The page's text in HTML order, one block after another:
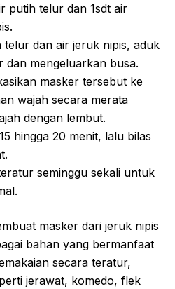
putih telur dan 1sdt air
telur dan air jeruk nipis, aduk
dan mengeluarkan busa.
masker tersebut ke
wajah secara merata
dengan lembut.
hingga 20 menit, lalu bilas
seminggu sekali untuk
masker dari jeruk nipis
bahan yang bermanfaat
secara teratur,
jerawat, komedo, flek